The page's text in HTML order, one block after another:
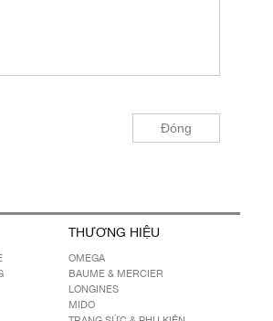
THƯƠNG HIỆU
OMEGA
BAUME & MERCIER
LONGINES
MIDO